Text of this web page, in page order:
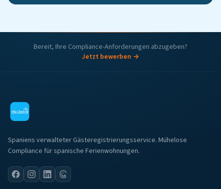
Bereit, Ihre Compliance-Anforderungen abzugeben?
Jetzt bewerben →
Spaniens verwalteter Gästeregistrierungsservice. Mühelose
Compliance für spanische Ferienwohnungen.